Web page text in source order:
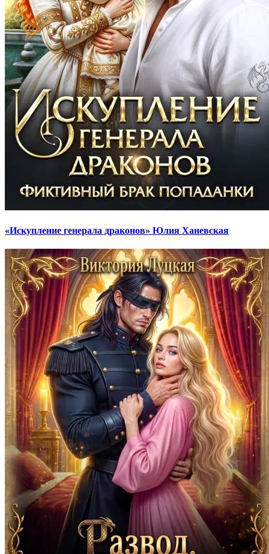
«Искупление генерала драконов» Юлия Ханевская